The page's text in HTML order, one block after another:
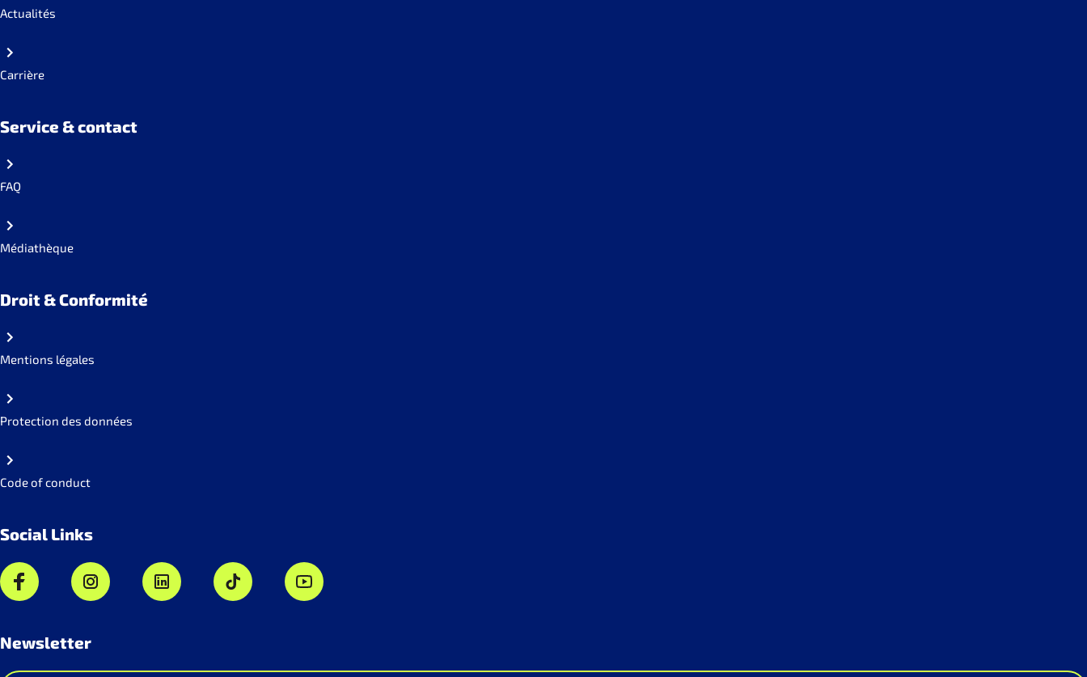
Actualités
Carrière
Service & contact
FAQ
Médiathèque
Droit & Conformité
Mentions légales
Protection des données
Code of conduct
Social Links
Newsletter